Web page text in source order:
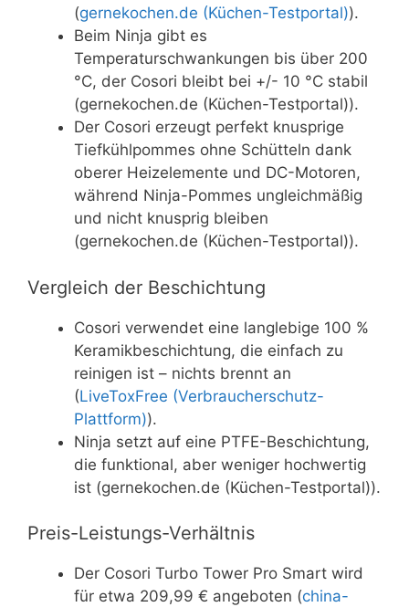
(gernekochen.de (Küchen-Testportal)).
Beim Ninja gibt es
Temperaturschwankungen bis über 200
°C, der Cosori bleibt bei +/- 10 °C stabil
(gernekochen.de (Küchen-Testportal)).
Der Cosori erzeugt perfekt knusprige
Tiefkühlpommes ohne Schütteln dank
oberer Heizelemente und DC-Motoren,
während Ninja-Pommes ungleichmäßig
und nicht knusprig bleiben
(gernekochen.de (Küchen-Testportal)).
Vergleich der Beschichtung
Cosori verwendet eine langlebige 100 %
Keramikbeschichtung, die einfach zu
reinigen ist – nichts brennt an
(LiveToxFree (Verbraucherschutz-
Plattform)).
Ninja setzt auf eine PTFE-Beschichtung,
die funktional, aber weniger hochwertig
ist (gernekochen.de (Küchen-Testportal)).
Preis-Leistungs-Verhältnis
Der Cosori Turbo Tower Pro Smart wird
für etwa 209,99 € angeboten (china-